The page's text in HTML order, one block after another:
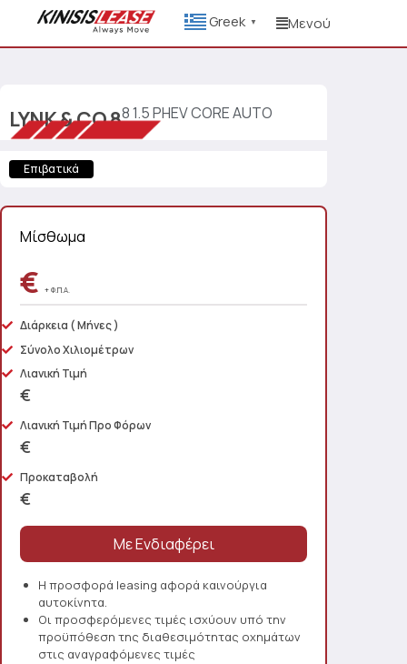
Greek ▼ Μενού
LYNK & CO88 1.5 PHEV CORE AUTO
Επιβατικά
Μίσθωμα
€ + Φ.Π.Α.
Διάρκεια ( Μήνες )
Σύνολο Χιλιομέτρων
Λιανική Τιμή
€
Λιανική Τιμή Προ Φόρων
€
Προκαταβολή
€
Η προσφορά leasing αφορά καινούργια
αυτοκίνητα.
Οι προσφερόμενες τιμές ισχύουν υπό την
προϋπόθεση της διαθεσιμότητας οχημάτων
στις αναγραφόμενες τιμές